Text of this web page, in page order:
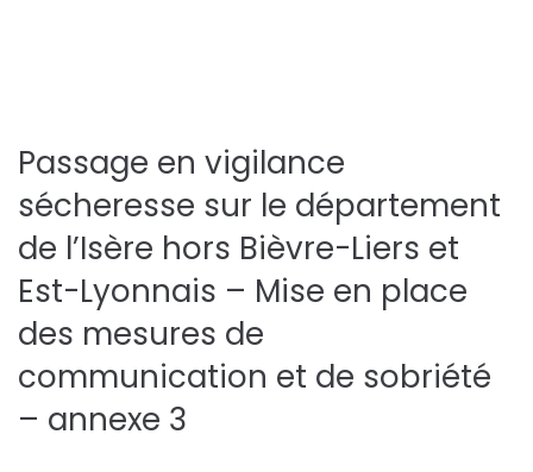
Passage en vigilance
sécheresse sur le département
de l’Isère hors Bièvre-Liers et
Est-Lyonnais – Mise en place
des mesures de
communication et de sobriété
– annexe 3